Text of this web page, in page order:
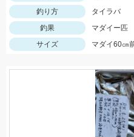
釣り方
タイラバ
釣果
マダイー匹
サイズ
マダイ60㎝